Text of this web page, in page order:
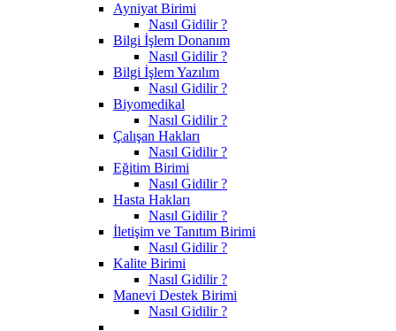
Ayniyat Birimi
Nasıl Gidilir ?
Bilgi İşlem Donanım
Nasıl Gidilir ?
Bilgi İşlem Yazılım
Nasıl Gidilir ?
Biyomedikal
Nasıl Gidilir ?
Çalışan Hakları
Nasıl Gidilir ?
Eğitim Birimi
Nasıl Gidilir ?
Hasta Hakları
Nasıl Gidilir ?
İletişim ve Tanıtım Birimi
Nasıl Gidilir ?
Kalite Birimi
Nasıl Gidilir ?
Manevi Destek Birimi
Nasıl Gidilir ?